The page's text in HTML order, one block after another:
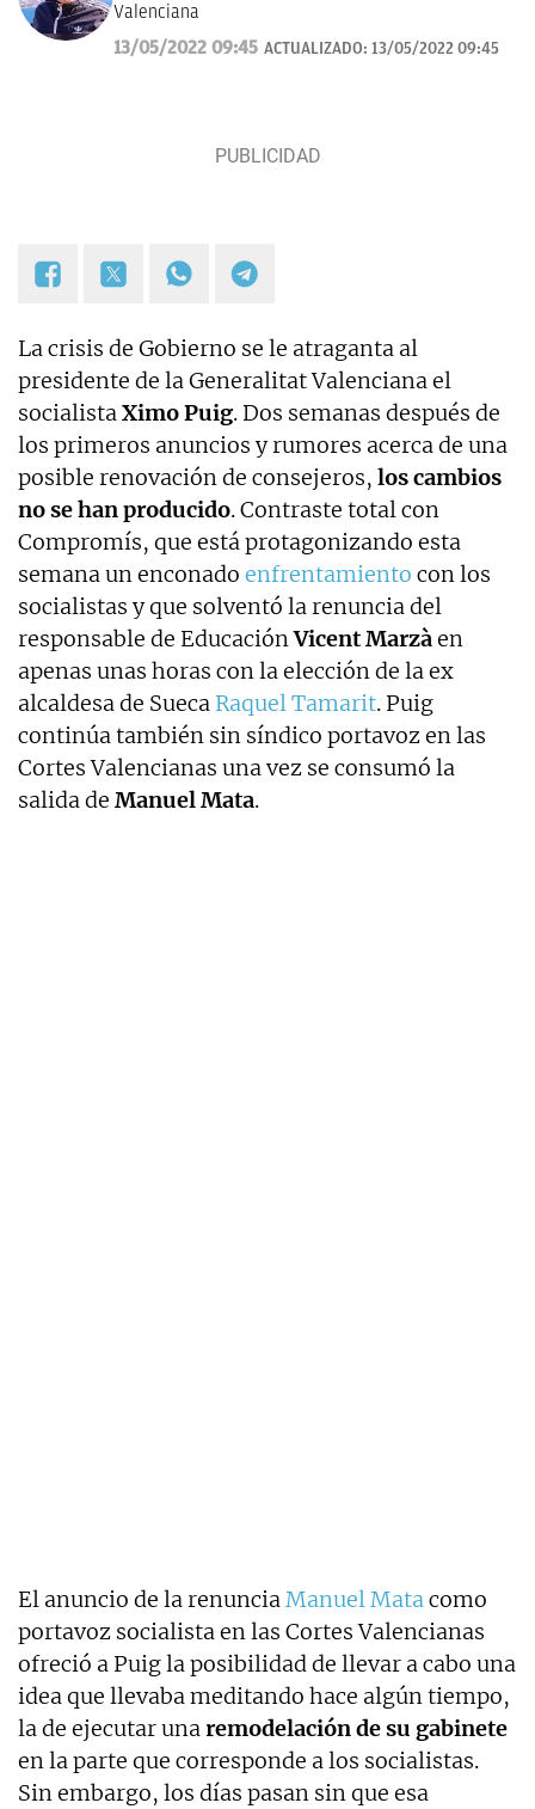
Valenciana
13/05/2022 09:45 ACTUALIZADO: 13/05/2022 09:45
La crisis de Gobierno se le atraganta al
presidente de la Generalitat Valenciana el
socialistaXimo Puig. Dos semanas después de
los primeros anuncios y rumores acerca de una
posible renovación de consejeros, los cambios
no se han producido. Contraste total con
Compromís, que está protagonizando esta
semana un enconado enfrentamiento con los
socialistas y que solventó la renuncia del
responsable de EducaciónVicent Marzàen
apenas unas horas con la elección de la ex
alcaldesa de Sueca Raquel Tamarit. Puig
continúa también sin síndico portavoz en las
Cortes Valencianas una vez se consumó la
salida de Manuel Mata.
El anuncio de la renunciaManuel Matacomo
portavoz socialista en las Cortes Valencianas
ofreció a Puig la posibilidad de llevar a cabo una
idea que llevaba meditando hace algún tiempo,
la de ejecutar unaremodelación de su gabinete
en la parte que corresponde a los socialistas.
Sin embargo, los días pasan sin que esa